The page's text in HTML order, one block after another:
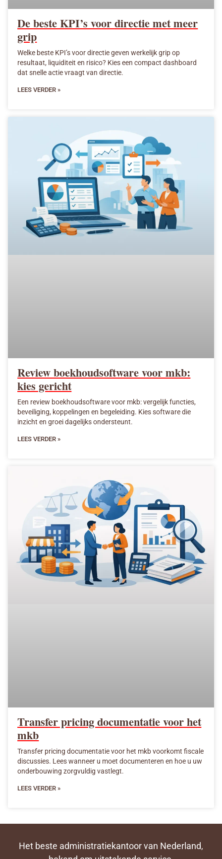
De beste KPI’s voor directie met meer
grip
Welke beste KPI’s voor directie geven werkelijk grip op
resultaat, liquiditeit en risico? Kies een compact dashboard
dat snelle actie vraagt van directie.
LEES VERDER »
Review boekhoudsoftware voor mkb:
kies gericht
Een review boekhoudsoftware voor mkb: vergelijk functies,
beveiliging, koppelingen en begeleiding. Kies software die
inzicht en groei dagelijks ondersteunt.
LEES VERDER »
Transfer pricing documentatie voor het
mkb
Transfer pricing documentatie voor het mkb voorkomt fiscale
discussies. Lees wanneer u moet documenteren en hoe u uw
onderbouwing zorgvuldig vastlegt.
LEES VERDER »
Het beste administratiekantoor van Nederland,